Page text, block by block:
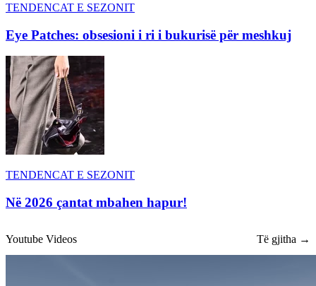
TENDENCAT E SEZONIT
Eye Patches: obsesioni i ri i bukurisë për meshkuj
TENDENCAT E SEZONIT
Në 2026 çantat mbahen hapur!
Youtube Videos Të gjitha →